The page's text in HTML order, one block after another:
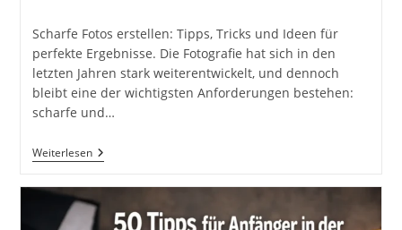
Scharfe Fotos erstellen: Tipps, Tricks und Ideen für
perfekte Ergebnisse. Die Fotografie hat sich in den
letzten Jahren stark weiterentwickelt, und dennoch
bleibt eine der wichtigsten Anforderungen bestehen:
scharfe und…
WeiterlesenScharfe
Fotos
Sauber
Halten